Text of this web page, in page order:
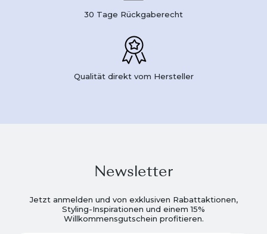
30 Tage Rückgaberecht
Qualität direkt vom Hersteller
Newsletter
Jetzt anmelden und von exklusiven Rabattaktionen,
Styling-Inspirationen und einem 15%
Willkommensgutschein profitieren.